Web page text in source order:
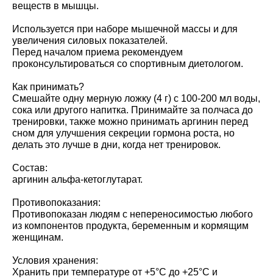
веществ в мышцы.
Используется при наборе мышечной массы и для
увеличения силовых показателей.
Перед началом приема рекомендуем
проконсультироваться со спортивным диетологом.
Как принимать?
Смешайте одну мерную ложку (4 г) с 100-200 мл воды,
сока или другого напитка. Принимайте за полчаса до
тренировки, также можно принимать аргинин перед
сном для улучшения секреции гормона роста, но
делать это лучше в дни, когда нет тренировок.
Состав:
аргинин альфа-кетоглутарат.
Противопоказания:
Противопоказан людям с непереносимостью любого
из компонентов продукта, беременным и кормящим
женщинам.
Условия хранения:
Хранить при температуре от +5°C до +25°C и